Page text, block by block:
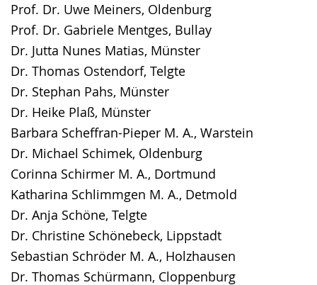
Prof. Dr. Uwe Meiners, Oldenburg
Prof. Dr. Gabriele Mentges, Bullay
Dr. Jutta Nunes Matias, Münster
Dr. Thomas Ostendorf, Telgte
Dr. Stephan Pahs, Münster
Dr. Heike Plaß, Münster
Barbara Scheffran-Pieper M. A., Warstein
Dr. Michael Schimek, Oldenburg
Corinna Schirmer M. A., Dortmund
Katharina Schlimmgen M. A., Detmold
Dr. Anja Schöne, Telgte
Dr. Christine Schönebeck, Lippstadt
Sebastian Schröder M. A., Holzhausen
Dr. Thomas Schürmann, Cloppenburg